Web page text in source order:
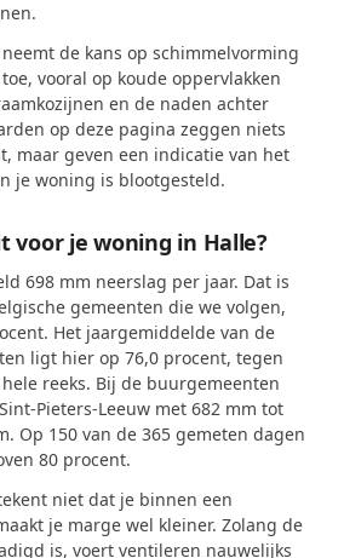
de kans op schimmelvorming
vooral op koude oppervlakken
en de naden achter
op deze pagina zeggen niets
maar geven een indicatie van het
je woning is blootgesteld.
voor je woning in Halle?
698 mm neerslag per jaar. Dat is
gemeenten die we volgen,
Het jaargemiddelde van de
ligt hier op 76,0 procent, tegen
reeks. Bij de buurgemeenten
Pieters-Leeuw met 682 mm tot
Op 150 van de 365 gemeten dagen
80 procent.
niet dat je binnen een
je marge wel kleiner. Zolang de
is, voert ventileren nauwelijks